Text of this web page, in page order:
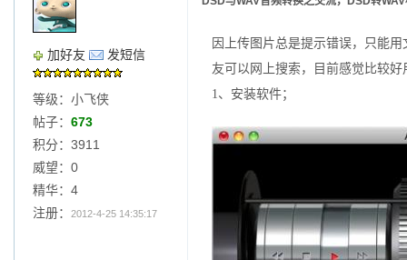
加好友 发短信
等级：小飞侠
帖子： 673
积分：3911
威望：0
精华：4
注册：
2012-4-25 14:35:17
因上传图片总是提示错误，只能
友可以网上搜索，目前感觉比较好
1、安装软件；